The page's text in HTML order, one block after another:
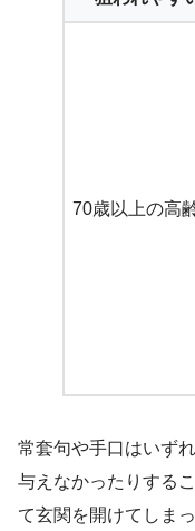
70歳以上の高
常套句や手口はいず
与えなかったりする
て玄関を開けてしま